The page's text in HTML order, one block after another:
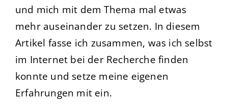
und mich mit dem Thema mal etwas
mehr auseinander zu setzen. In diesem
Artikel fasse ich zusammen, was ich selbst
im Internet bei der Recherche finden
konnte und setze meine eigenen
Erfahrungen mit ein.